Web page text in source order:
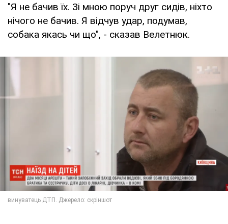
"Я не бачив їх. Зі мною поруч друг сидів, ніхто
нічого не бачив. Я відчув удар, подумав,
собака якась чи що", - сказав Велетнюк.